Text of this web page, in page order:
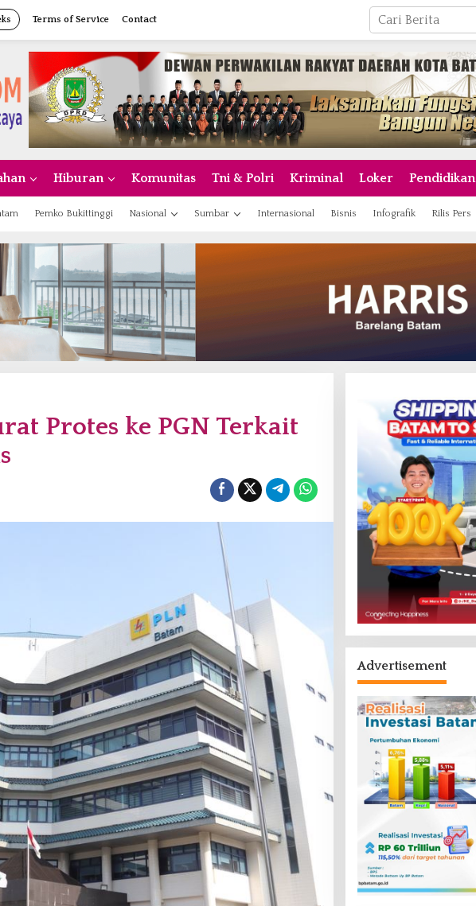
Terms of Service Contact
Hiburan Komunitas Tni & Polri Kriminal Loker Pendidikan
Pemko Bukittinggi Nasional Sumbar Internasional Bisnis Infografik Rilis Pers
Protes ke PGN Terkait
Advertisement